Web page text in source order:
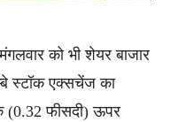
को भी शेयर बाजार
स्टॉक एक्सचेंज का
फीसदी) ऊपर